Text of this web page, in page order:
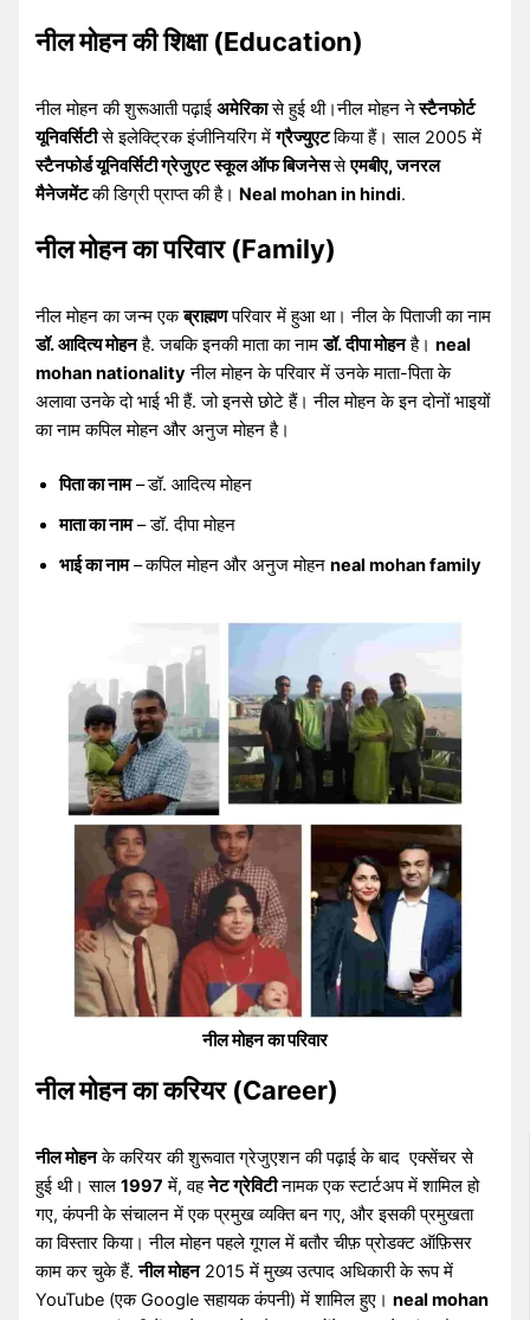
नील मोहन की शिक्षा (Education)
नील मोहन की शुरूआती पढ़ाईअमेरिकासे हुई थी।नील मोहन नेस्टैनफोर्ट
यूनिवर्सिटीसे इलेक्ट्रिक इंजीनियरिंग मेंग्रैज्युएटकिया हैं। साल 2005 में
स्टैनफोर्ड यूनिवर्सिटी ग्रेजुएट स्कूल ऑफ बिजनेससेएमबीए, जनरल
मैनेजमेंटकी डिग्री प्राप्त की है। Neal mohan in hindi.
नील मोहन का परिवार (Family)
नील मोहन का जन्म एकब्राह्मणपरिवार में हुआ था। नील के पिताजी का नाम
डॉ. आदित्य मोहनहै. जबकि इनकी माता का नामडॉ. दीपा मोहनहै।neal
mohan nationalityनील मोहन के परिवार में उनके माता-पिता के
अलावा उनके दो भाई भी हैं. जो इनसे छोटे हैं। नील मोहन के इन दोनों भाइयों
का नाम कपिल मोहन और अनुज मोहन है।
पिता का नाम–डॉ. आदित्य मोहन
माता का नाम– डॉ. दीपा मोहन
भाई का नाम–कपिल मोहन और अनुज मोहनneal mohan family
नील मोहन का परिवार
नील मोहन का करियर (Career)
नील मोहनके करियर की शुरूवात ग्रेजुएशन की पढ़ाई के बाद एक्सेंचर से
हुई थी। साल1997 में, वहनेट ग्रेविटीनामक एक स्टार्टअप में शामिल हो
गए, कंपनी के संचालन में एक प्रमुख व्यक्ति बन गए, और इसकी प्रमुखता
का विस्तार किया। नील मोहन पहले गूगल में बतौर चीफ़ प्रोडक्ट ऑफ़िसर
काम कर चुके हैं.नील मोहन2015 में मुख्य उत्पाद अधिकारी के रूप में
YouTube (एक Google सहायक कंपनी) में शामिल हुए।neal mohan